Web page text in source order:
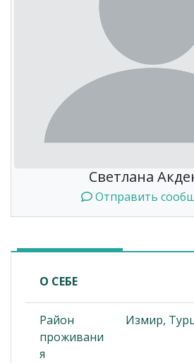
Светлана
Отправить
О СЕБЕ
Район
проживани
я
Измир,